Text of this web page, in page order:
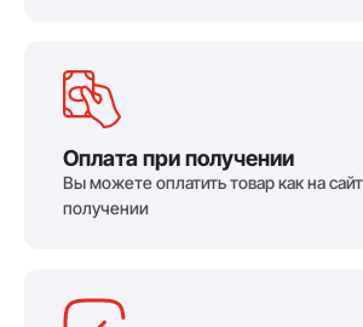
Оплата при получении
Вы можете оплатить товар как на
получении